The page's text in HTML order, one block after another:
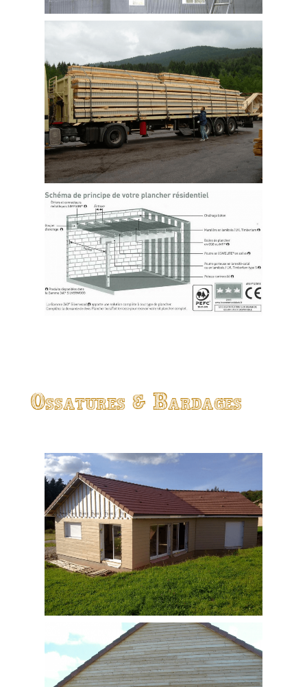
Ossatures & Bardages